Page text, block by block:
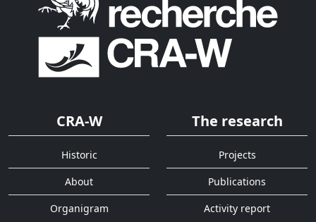
CRA-W
Historic
About
Organigram
The research
Projects
Publications
Activity report